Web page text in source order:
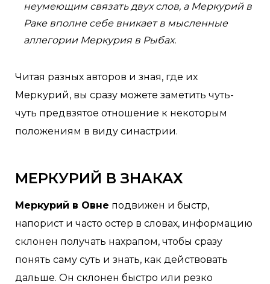
неумеющим связать двух слов, а Меркурий в
Раке вполне себе вникает в мысленные
аллегории Меркурия в Рыбах.
Читая разных авторов и зная, где их
Меркурий, вы сразу можете заметить чуть-
чуть предвзятое отношение к некоторым
положениям в виду синастрии.
МЕРКУРИЙ В ЗНАКАХ
Меркурий в Овне подвижен и быстр,
напорист и часто остер в словах, информацию
склонен получать нахрапом, чтобы сразу
понять саму суть и знать, как действовать
дальше. Он склонен быстро или резко